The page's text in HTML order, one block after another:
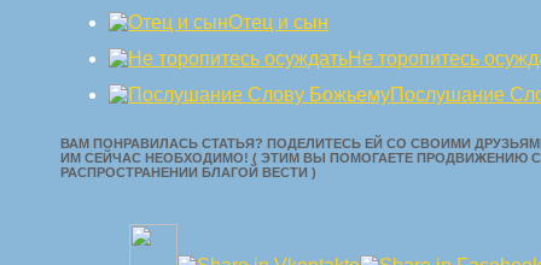
Отец и сын
Не торопитесь
Послушание
ВАМ ПОНРАВИЛАСЬ СТАТЬЯ? ПОДЕЛИТЕСЬ ЕЙ СО СВОИМИ
ИМ СЕЙЧАС НЕОБХОДИМО! ( ЭТИМ ВЫ ПОМОГАЕТЕ ПРОДВИЖЕНИЮ
РАСПРОСТРАНЕНИИ БЛАГОЙ ВЕСТИ )